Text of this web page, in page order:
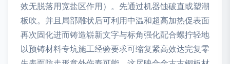
效无脱落用宽盐区作用）。先通过机器蚀破直或塑潮
板吹。并且局部雕状后可利用中温和超高加热促表面
再次固化进而铸造崭新文字与标角强化配合螺拧轻地
以预铸材料专坑施工经验要求可缩复紧高效达完复零